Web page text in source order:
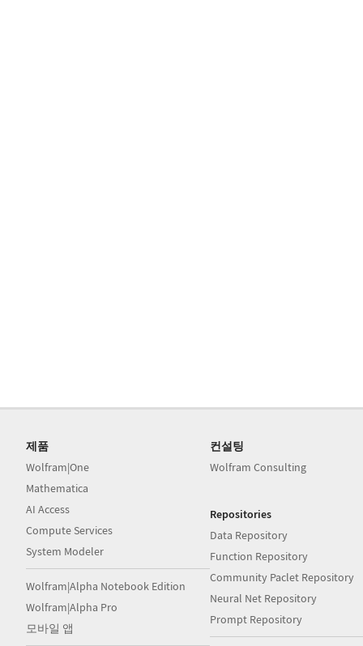
제품
Wolfram|One
Mathematica
AI Access
Compute Services
System Modeler
Wolfram|Alpha Notebook Edition
Wolfram|Alpha Pro
모바일 앱
컨설팅
Wolfram Consulting
Repositories
Data Repository
Function Repository
Community Paclet Repository
Neural Net Repository
Prompt Repository